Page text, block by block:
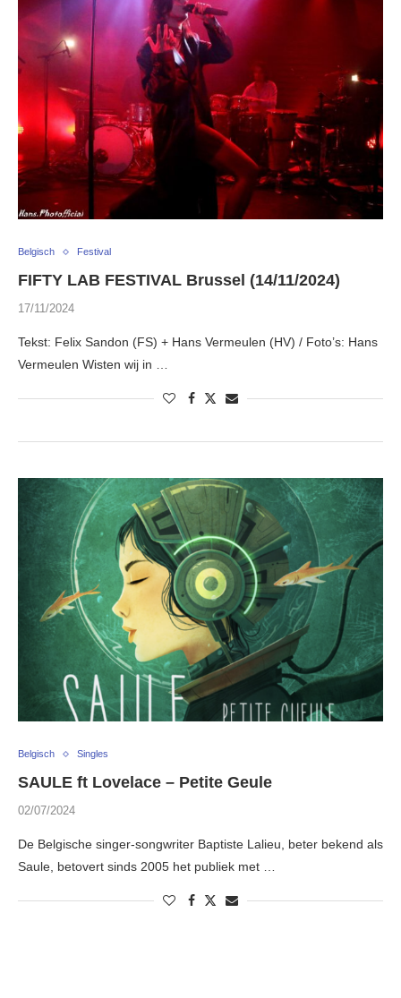
Belgisch Festival
FIFTY LAB FESTIVAL Brussel (14/11/2024)
17/11/2024
Tekst: Felix Sandon (FS) + Hans Vermeulen (HV) / Foto’s: Hans
Vermeulen Wisten wij in …
Belgisch Singles
SAULE ft Lovelace – Petite Geule
02/07/2024
De Belgische singer-songwriter Baptiste Lalieu, beter bekend als
Saule, betovert sinds 2005 het publiek met …